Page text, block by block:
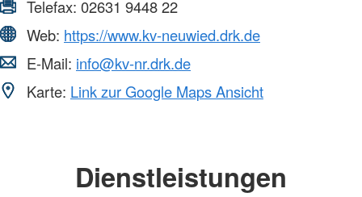
Telefax: 02631 9448 22
Web: https://www.kv-neuwied.drk.de
E-Mail: info@kv-nr.drk.de
Karte: Link zur Google Maps Ansicht
Dienstleistungen